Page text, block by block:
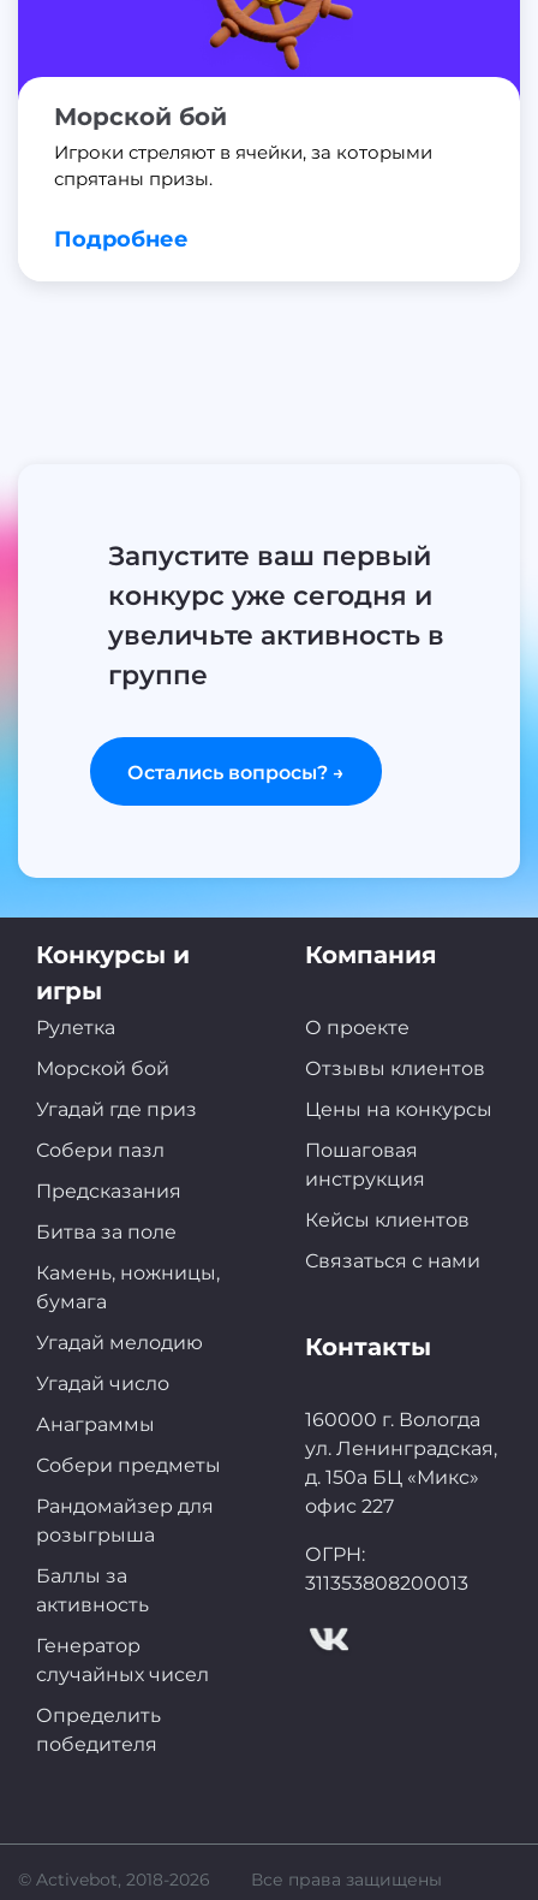
Морской бой
Игроки стреляют в ячейки, за которыми
спрятаны призы.
Подробнее
Запустите ваш первый
конкурс уже сегодня и
увеличьте активность в
группе
Остались вопросы? →
Конкурсы и
игры
Рулетка
Морской бой
Угадай где приз
Собери пазл
Предсказания
Битва за поле
Камень, ножницы,
бумага
Угадай мелодию
Угадай число
Анаграммы
Собери предметы
Рандомайзер для
розыгрыша
Баллы за
активность
Генератор
случайных чисел
Определить
победителя
Компания
О проекте
Отзывы клиентов
Цены на конкурсы
Пошаговая
инструкция
Кейсы клиентов
Связаться с нами
Контакты
160000 г. Вологда
ул. Ленинградская,
д. 150а БЦ «Микс»
офис 227
ОГРН:
311353808200013
© Activebot, 2018-2026
Все права защищены